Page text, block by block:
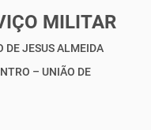
MILITAR
DE JESUS ALMEIDA
– UNIÃO DE